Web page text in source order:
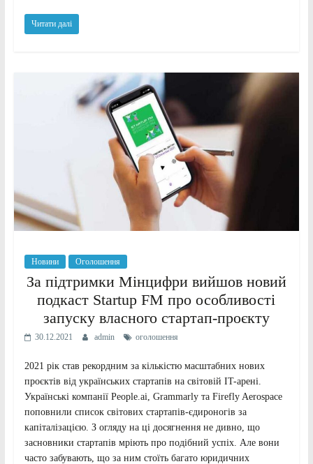
Читати далі
Новини Оголошення
За підтримки Мінцифри вийшов новий
подкаст Startup FM про особливості
запуску власного стартап-проєкту
30.12.2021 admin оголошення
2021 рік став рекордним за кількістю масштабних нових
проєктів від українських стартапів на світовій IT-арені.
Українські компанії People.ai, Grammarly та Firefly Aerospace
поповнили список світових стартапів-єдироногів за
капіталізацією. З огляду на ці досягнення не дивно, що
засновники стартапів мріють про подібний успіх. Але вони
часто забувають, що за ним стоїть багато юридичних